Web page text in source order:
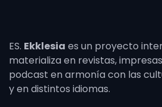
ES. Ekklesia es un proyecto
materializa en revistas,
podcast en armonía con las
y en distintos idiomas.